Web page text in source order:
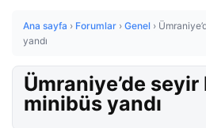
Ana sayfa › Forumlar › Genel ›
yandı
Ümraniye’de
minibüs yandı